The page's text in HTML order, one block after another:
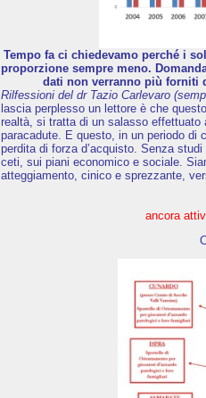
Tempo fa ci chiedevamo perché i
proporzione sempre meno.
dati non verranno più forniti
Rilfessioni del dr Tazio Carlevaro
lascia perplesso un lettore è che
realtà, si tratta di un salasso
paracadute. E questo, in un periodo di
perdita di forza d’acquisto. Senza
ceti, sui piani economico e sociale.
atteggiamento, cinico e sprezzante,
ancora